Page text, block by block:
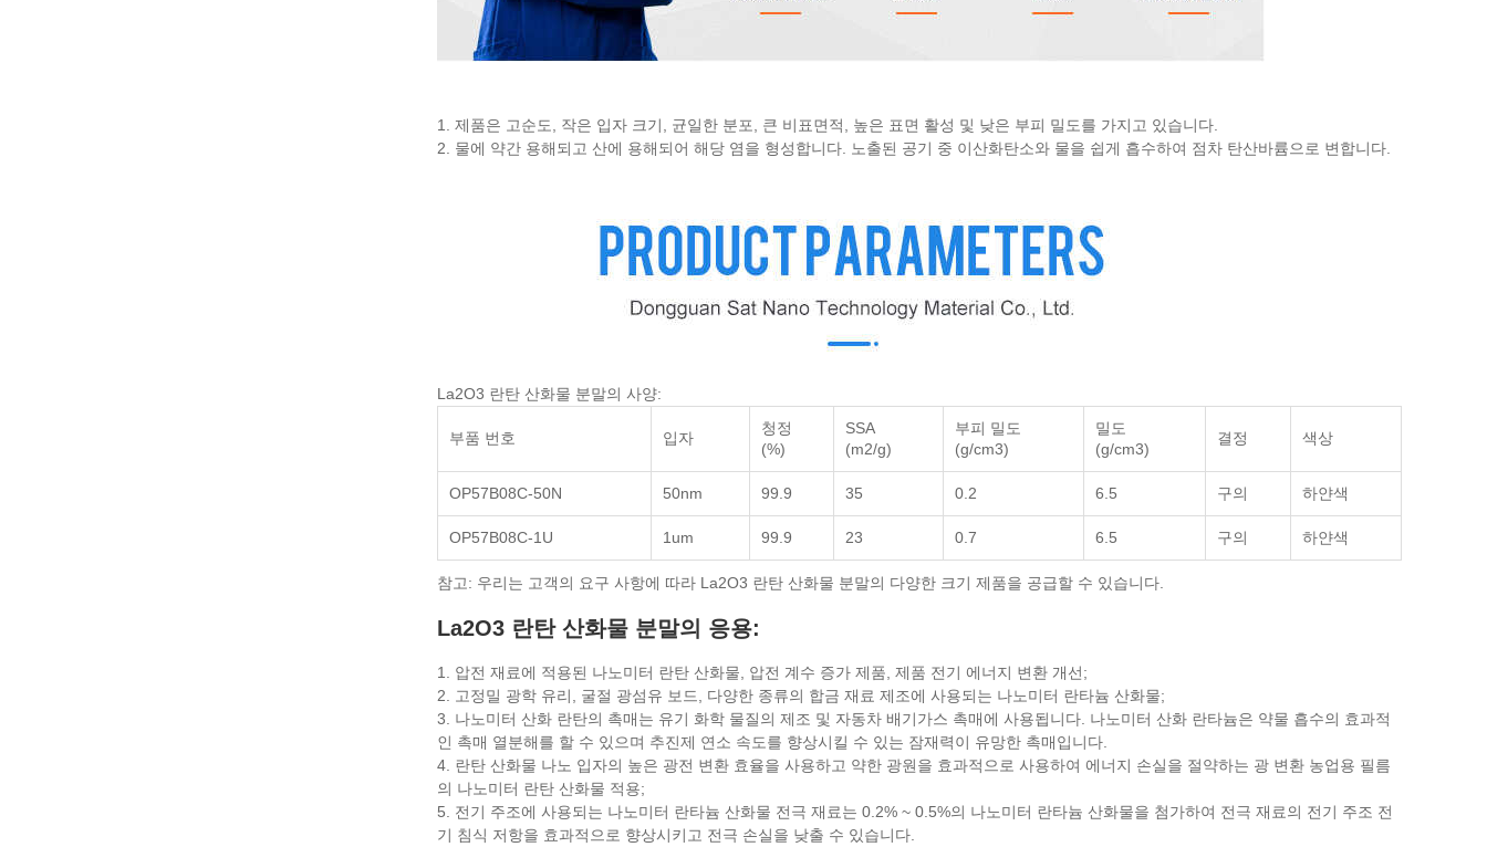
1. 제품은 고순도, 작은 입자 크기, 균일한 분포, 큰 비표면적, 높은 표면 활성 및 낮은 부피 밀도를 가지고 있습니다.
2. 물에 약간 용해되고 산에 용해되어 해당 염을 형성합니다. 노출된 공기 중 이산화탄소와 물을 쉽게 흡수하여 점차 탄산바륨으로 변합니다.
La2O3 란탄 산화물 분말의 사양:
부품 번호 입자
청정
(%)
SSA
(m2/g)
부피 밀도
(g/cm3)
밀도
(g/cm3)
결정 색상
OP57B08C-50N 50nm 99.9 35 0.2 6.5 구의 하얀색
OP57B08C-1U 1um 99.9 23 0.7 6.5 구의 하얀색
참고: 우리는 고객의 요구 사항에 따라 La2O3 란탄 산화물 분말의 다양한 크기 제품을 공급할 수 있습니다.
La2O3 란탄 산화물 분말의 응용:
1. 압전 재료에 적용된 나노미터 란탄 산화물, 압전 계수 증가 제품, 제품 전기 에너지 변환 개선;
2. 고정밀 광학 유리, 굴절 광섬유 보드, 다양한 종류의 합금 재료 제조에 사용되는 나노미터 란타늄 산화물;
3. 나노미터 산화 란탄의 촉매는 유기 화학 물질의 제조 및 자동차 배기가스 촉매에 사용됩니다. 나노미터 산화 란타늄은 약물 흡수의 효과적
인 촉매 열분해를 할 수 있으며 추진제 연소 속도를 향상시킬 수 있는 잠재력이 유망한 촉매입니다.
4. 란탄 산화물 나노 입자의 높은 광전 변환 효율을 사용하고 약한 광원을 효과적으로 사용하여 에너지 손실을 절약하는 광 변환 농업용 필름
의 나노미터 란탄 산화물 적용;
5. 전기 주조에 사용되는 나노미터 란타늄 산화물 전극 재료는 0.2% ~ 0.5%의 나노미터 란타늄 산화물을 첨가하여 전극 재료의 전기 주조 전
기 침식 저항을 효과적으로 향상시키고 전극 손실을 낮출 수 있습니다.